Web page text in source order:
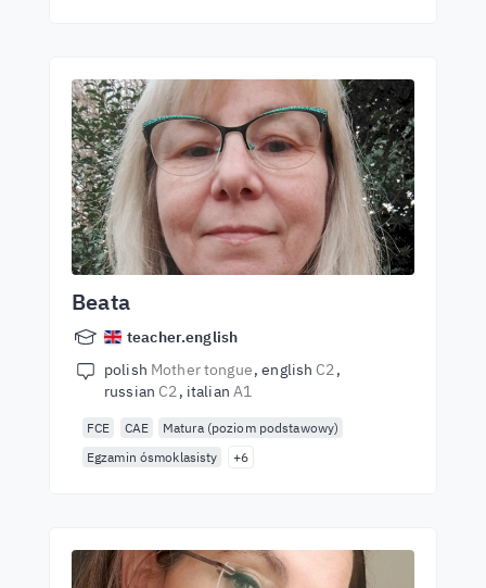
Beata
teacher.english
polish Mother tongue english C2
russian C2 italian A1
FCE CAE
Matura (poziom podstawowy)
Egzamin ósmoklasisty
+6